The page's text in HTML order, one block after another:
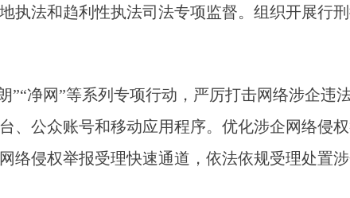
执法和趋利性执法司法专项监督。组织开展行
”“净网”等系列专项行动，严厉打击网络涉企
、公众账号和移动应用程序。优化涉企网络侵
络侵权举报受理快速通道，依法依规受理处置